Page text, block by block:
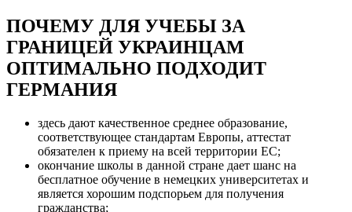
ПОЧЕМУ ДЛЯ УЧЕБЫ ЗА
ГРАНИЦЕЙ УКРАИНЦАМ
ОПТИМАЛЬНО ПОДХОДИТ
ГЕРМАНИЯ
здесь дают качественное среднее образование,
соответствующее стандартам Европы, аттестат
обязателен к приему на всей территории ЕС;
окончание школы в данной стране дает шанс на
бесплатное обучение в немецких университетах и
является хорошим подспорьем для получения
гражданства;